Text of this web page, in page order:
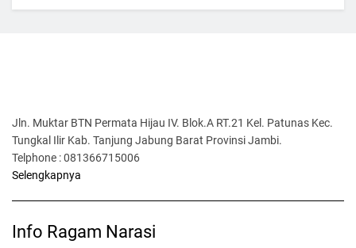
Jln. Muktar BTN Permata Hijau IV. Blok.A RT.21 Kel. Patunas Kec.
Tungkal Ilir Kab. Tanjung Jabung Barat Provinsi Jambi.
Telphone : 081366715006
Selengkapnya
Info Ragam Narasi